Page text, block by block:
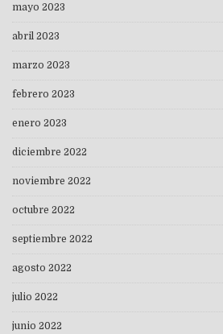
mayo 2023
abril 2023
marzo 2023
febrero 2023
enero 2023
diciembre 2022
noviembre 2022
octubre 2022
septiembre 2022
agosto 2022
julio 2022
junio 2022